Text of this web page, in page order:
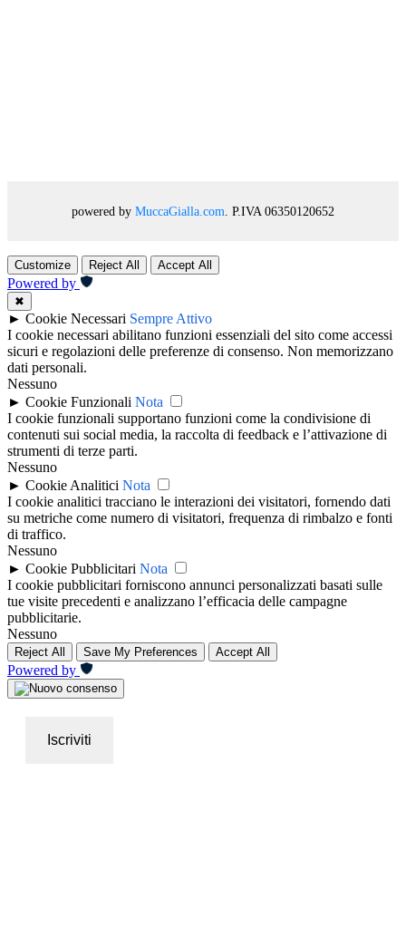
powered by MuccaGialla.com . P.IVA 06350120652
Customize Reject All Accept All
Powered by
✖
► Cookie Necessari Sempre Attivo
I cookie necessari abilitano funzioni essenziali del sito come accessi
sicuri e regolazioni delle preferenze di consenso. Non memorizzano
dati personali.
Nessuno
► Cookie Funzionali Nota
I cookie funzionali supportano funzioni come la condivisione di
contenuti sui social media, la raccolta di feedback e l’attivazione di
strumenti di terze parti.
Nessuno
► Cookie Analitici Nota
I cookie analitici tracciano le interazioni dei visitatori, fornendo dati
su metriche come numero di visitatori, frequenza di rimbalzo e fonti
di traffico.
Nessuno
► Cookie Pubblicitari Nota
I cookie pubblicitari forniscono annunci personalizzati basati sulle
tue visite precedenti e analizzano l’efficacia delle campagne
pubblicitarie.
Nessuno
Reject All Save My Preferences Accept All
Powered by
Iscriviti